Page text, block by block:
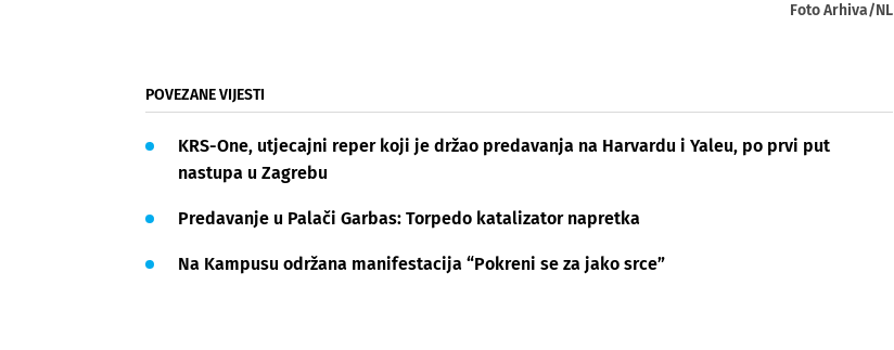
Foto Arhiva/NL
POVEZANE VIJESTI
KRS-One, utjecajni reper koji je držao predavanja na Harvardu i Yaleu, po prvi put
nastupa u Zagrebu
Predavanje u Palači Garbas: Torpedo katalizator napretka
Na Kampusu održana manifestacija “Pokreni se za jako srce”